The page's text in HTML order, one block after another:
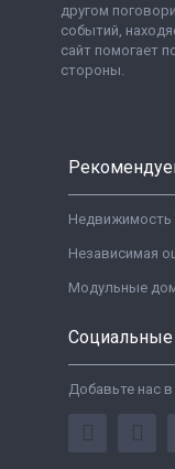
другом
событий,
сайт помогает
стороны.
Недвижимость
Независимая
Модульные
Социальные
Добавьте нас